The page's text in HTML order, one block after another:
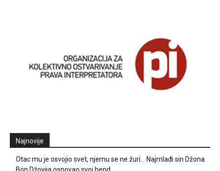
Najnovije
Otac mu je osvojio svet, njemu se ne žuri… Najmlađi sin Džona